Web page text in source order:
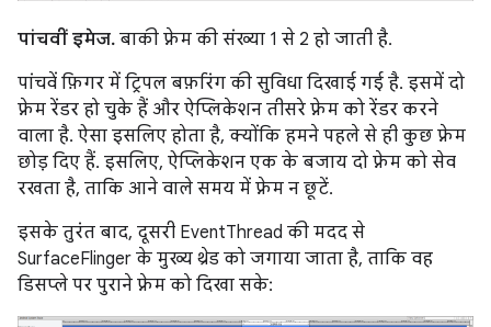
पांचवीं इमेज. बाकी फ़्रेम की संख्या 1 से 2 हो जाती है.
पांचवें फ़िगर में ट्रिपल बफ़रिंग की सुविधा दिखाई गई है. इसमें दो
फ़्रेम रेंडर हो चुके हैं और ऐप्लिकेशन तीसरे फ़्रेम को रेंडर करने
वाला है. ऐसा इसलिए होता है, क्योंकि हमने पहले से ही कुछ फ़्रेम
छोड़ दिए हैं. इसलिए, ऐप्लिकेशन एक के बजाय दो फ़्रेम को सेव
रखता है, ताकि आने वाले समय में फ़्रेम न छूटें.
इसके तुरंत बाद, दूसरी EventThread की मदद से
SurfaceFlinger के मुख्य थ्रेड को जगाया जाता है, ताकि वह
डिसप्ले पर पुराने फ़्रेम को दिखा सके: